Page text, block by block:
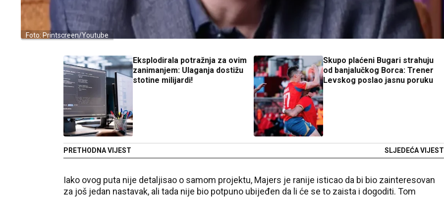
Foto: Printscreen/Youtube
Eksplodirala potražnja za ovim
zanimanjem: Ulaganja dostižu
stotine milijardi!
PRETHODNA VIJEST
Skupo plaćeni Bugari strahuju
od banjalučkog Borca: Trener
Levskog poslao jasnu poruku
SLJEDEĆA VIJEST
Iako ovog puta nije detaljisao o samom projektu, Majers je ranije isticao da bi bio zainteresovan
za još jedan nastavak, ali tada nije bio potpuno ubijeđen da li će se to zaista i dogoditi. Tom